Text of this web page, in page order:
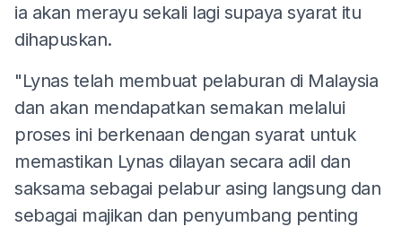
ia akan merayu sekali lagi supaya syarat itu
dihapuskan.
"Lynas telah membuat pelaburan di Malaysia
dan akan mendapatkan semakan melalui
proses ini berkenaan dengan syarat untuk
memastikan Lynas dilayan secara adil dan
saksama sebagai pelabur asing langsung dan
sebagai majikan dan penyumbang penting